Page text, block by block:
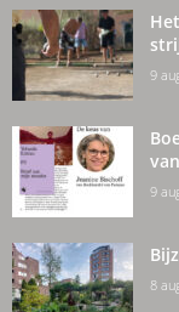
9
9
8